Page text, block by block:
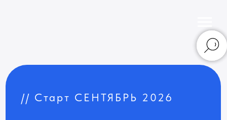
ВЫЧИСЛИТЕЛЬНЫЕ
// Старт СЕНТЯБРЬ 2026